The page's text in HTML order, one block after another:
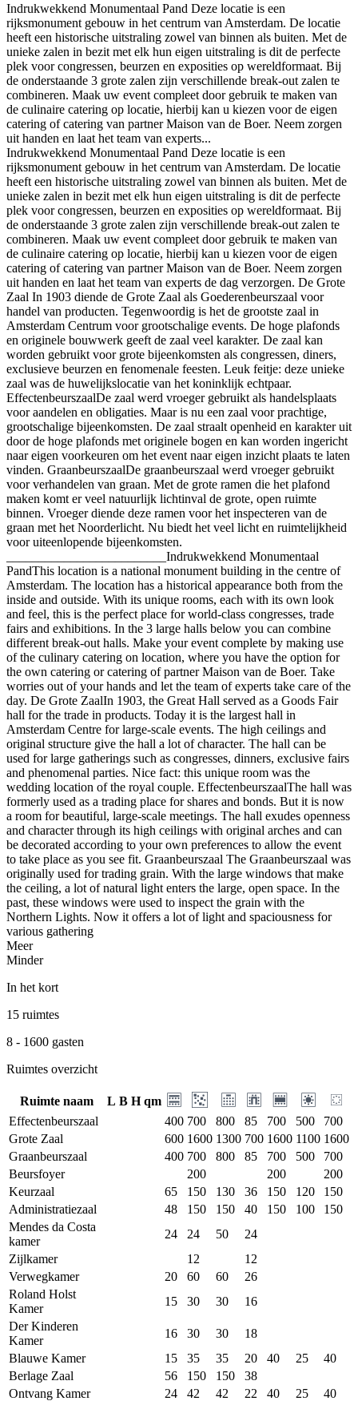
Indrukwekkend Monumentaal Pand Deze locatie is een
rijksmonument gebouw in het centrum van Amsterdam. De locatie
heeft een historische uitstraling zowel van binnen als buiten. Met de
unieke zalen in bezit met elk hun eigen uitstraling is dit de perfecte
plek voor congressen, beurzen en exposities op wereldformaat. Bij
de onderstaande 3 grote zalen zijn verschillende break-out zalen te
combineren. Maak uw event compleet door gebruik te maken van
de culinaire catering op locatie, hierbij kan u kiezen voor de eigen
catering of catering van partner Maison van de Boer. Neem zorgen
uit handen en laat het team van experts...
Indrukwekkend Monumentaal Pand Deze locatie is een
rijksmonument gebouw in het centrum van Amsterdam. De locatie
heeft een historische uitstraling zowel van binnen als buiten. Met de
unieke zalen in bezit met elk hun eigen uitstraling is dit de perfecte
plek voor congressen, beurzen en exposities op wereldformaat. Bij
de onderstaande 3 grote zalen zijn verschillende break-out zalen te
combineren. Maak uw event compleet door gebruik te maken van
de culinaire catering op locatie, hierbij kan u kiezen voor de eigen
catering of catering van partner Maison van de Boer. Neem zorgen
uit handen en laat het team van experts de dag verzorgen. De Grote
Zaal In 1903 diende de Grote Zaal als Goederenbeurszaal voor
handel van producten. Tegenwoordig is het de grootste zaal in
Amsterdam Centrum voor grootschalige events. De hoge plafonds
en originele bouwwerk geeft de zaal veel karakter. De zaal kan
worden gebruikt voor grote bijeenkomsten als congressen, diners,
exclusieve beurzen en fenomenale feesten. Leuk feitje: deze unieke
zaal was de huwelijkslocatie van het koninklijk echtpaar.
EffectenbeurszaalDe zaal werd vroeger gebruikt als handelsplaats
voor aandelen en obligaties. Maar is nu een zaal voor prachtige,
grootschalige bijeenkomsten. De zaal straalt openheid en karakter uit
door de hoge plafonds met originele bogen en kan worden ingericht
naar eigen voorkeuren om het event naar eigen inzicht plaats te laten
vinden. GraanbeurszaalDe graanbeurszaal werd vroeger gebruikt
voor verhandelen van graan. Met de grote ramen die het plafond
maken komt er veel natuurlijk lichtinval de grote, open ruimte
binnen. Vroeger diende deze ramen voor het inspecteren van de
graan met het Noorderlicht. Nu biedt het veel licht en ruimtelijkheid
voor uiteenlopende bijeenkomsten.
_________________________Indrukwekkend Monumentaal
PandThis location is a national monument building in the centre of
Amsterdam. The location has a historical appearance both from the
inside and outside. With its unique rooms, each with its own look
and feel, this is the perfect place for world-class congresses, trade
fairs and exhibitions. In the 3 large halls below you can combine
different break-out halls. Make your event complete by making use
of the culinary catering on location, where you have the option for
the own catering or catering of partner Maison van de Boer. Take
worries out of your hands and let the team of experts take care of the
day. De Grote ZaalIn 1903, the Great Hall served as a Goods Fair
hall for the trade in products. Today it is the largest hall in
Amsterdam Centre for large-scale events. The high ceilings and
original structure give the hall a lot of character. The hall can be
used for large gatherings such as congresses, dinners, exclusive fairs
and phenomenal parties. Nice fact: this unique room was the
wedding location of the royal couple. EffectenbeurszaalThe hall was
formerly used as a trading place for shares and bonds. But it is now
a room for beautiful, large-scale meetings. The hall exudes openness
and character through its high ceilings with original arches and can
be decorated according to your own preferences to allow the event
to take place as you see fit. Graanbeurszaal The Graanbeurszaal was
originally used for trading grain. With the large windows that make
the ceiling, a lot of natural light enters the large, open space. In the
past, these windows were used to inspect the grain with the
Northern Lights. Now it offers a lot of light and spaciousness for
various gathering
Meer
Minder
In het kort
15 ruimtes
8 - 1600 gasten
Ruimtes overzicht
Ruimte naam L B H qm
Effectenbeurszaal
400 700 800 85 700 500
700
Grote Zaal
600 1600 1300 700 1600 1100 1600
Graanbeurszaal
400 700 800 85 700 500
700
Beursfoyer
200 200
200
Keurzaal
65 150 130 36 150 120
150
Administratiezaal
48 150 150 40 150 100
150
Mendes da Costa
kamer
24 24 50
24
Zijlkamer
12
12
Verwegkamer
20 60 60
26
Roland Holst
Kamer
15 30 30
16
Der Kinderen
Kamer
16 30 30
18
Blauwe Kamer
15 35 35 20 40 25
40
Berlage Zaal
56 150 150
38
Ontvang Kamer
24 42 42 22 40 25
40